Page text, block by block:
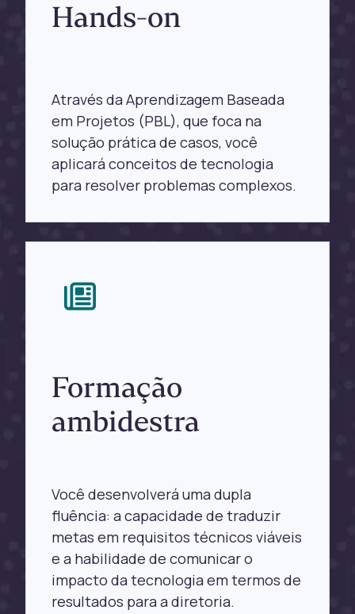
Hands-on
Através da Aprendizagem Baseada
em Projetos (PBL), que foca na
solução prática de casos, você
aplicará conceitos de tecnologia
para resolver problemas complexos.
Formação
ambidestra
Você desenvolverá uma dupla
fluência: a capacidade de traduzir
metas em requisitos técnicos viáveis
e a habilidade de comunicar o
impacto da tecnologia em termos de
resultados para a diretoria.